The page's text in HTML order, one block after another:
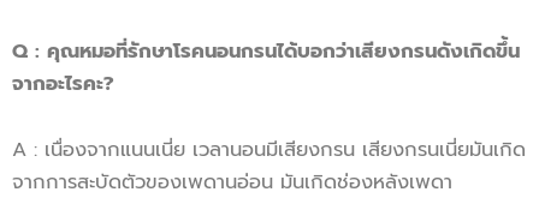
Q : คุณหมอที่รักษาโรคนอนกรนได้บอกว่าเสียงกรนดังเกิดขึ้น
จากอะไรคะ?
A : เนื่องจากแนนเนี่ย เวลานอนมีเสียงกรน เสียงกรนเนี่ยมันเกิด
จากการสะบัดตัวของเพดานอ่อน มันเกิดช่องหลังเพดา